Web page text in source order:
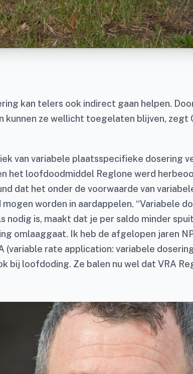
kan telers ook indirect gaan helpen.
kunnen ze wellicht toegelaten blijven, zegt
van variabele plaatsspecifieke dosering
het loofdoodmiddel Reglone werd
dat het onder de voorwaarde van
worden in aardappelen. “Variabele
nodig is, maakt dat je per saldo minder
omlaaggaat. Ik heb de afgelopen jaren
(variable rate application: variabele
bij loofdoding. Ze balen nu wel dat VRA